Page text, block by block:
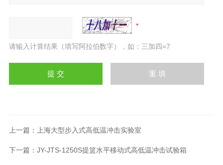
请输入计算结果（填写阿拉伯数字），如：三加四=7
上一篇： 上海大型步入式高低温冲击实验室
下一篇： JY-JTS-1250S提篮水平移动式高低温冲击试验箱